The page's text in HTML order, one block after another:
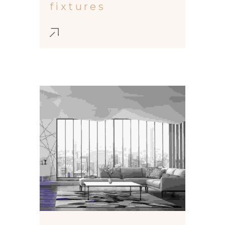
fixtures